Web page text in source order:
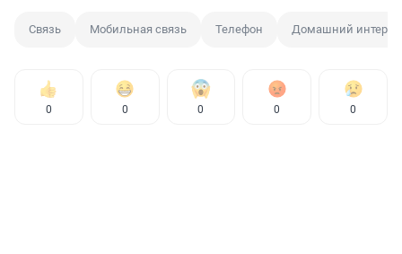
Связь Мобильная связь Телефон Домашний
0 0 0 0 0